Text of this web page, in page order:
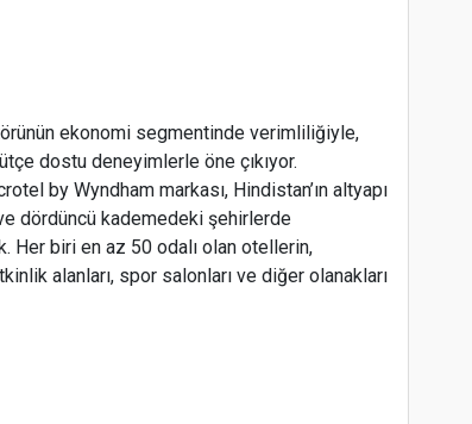
ekonomi segmentinde verimliliğiyle,
dostu deneyimlerle öne çıkıyor.
by Wyndham markası, Hindistan’ın altyapı
dördüncü kademedeki şehirlerde
Her biri en az 50 odalı olan otellerin,
alanları, spor salonları ve diğer olanakları